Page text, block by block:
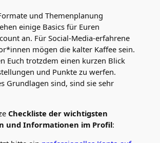
und Themenplanung
einige Basics für Euren
an. Für Social-Media-erfahrene
mögen die kalter Kaffee sein.
Euch trotzdem einen kurzen Blick
und Punkte zu werfen.
Grundlagen sind, sind sie sehr
Checkliste der wichtigsten
und Informationen im Profil: